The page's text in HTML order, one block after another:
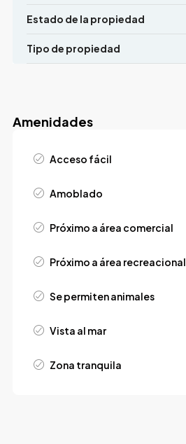
Estado de la propiedad
Tipo de propiedad
Amenidades
Acceso fácil
Amoblado
Próximo a área comercial
Próximo a área recreacional
Se permiten animales
Vista al mar
Zona tranquila